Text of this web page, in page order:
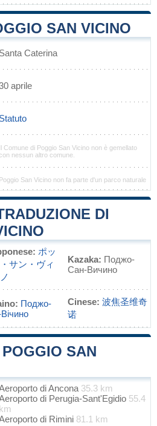
SAN VICINO
Santa Caterina
aprile
Statuto
Il Comune di Poggio San Vicino non è gemellato
nessun altro comune.
Poggio San Vicino non fa parte d'un parco naturale
DI
ポッ
サン・ヴィ
Kazaka: Поджо-
Сан-Вичино
Поджо-
Cinese: 波焦圣维奇
诺
SAN
di Ancona 35.3 km
di Perugia-Sant'Egidio 55.4
km
di Rimini 81.1 km